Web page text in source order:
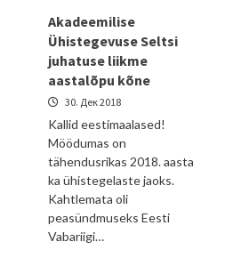
Akadeemilise
Ühistegevuse Seltsi
juhatuse liikme
aastalõpu kõne
30. Дек 2018
Kallid eestimaalased!
Möödumas on
tähendusrikas 2018. aasta
ka ühistegelaste jaoks.
Kahtlemata oli
peasündmuseks Eesti
Vabariigi…